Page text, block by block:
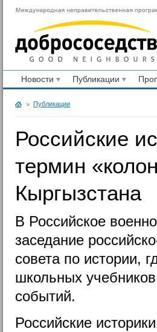
Новости Публикации
Публикации
Российские
термин
Кыргызстана
В Российское
заседание
совета по истории,
школьных
событий.
Российские